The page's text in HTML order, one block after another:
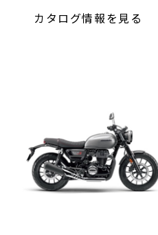
カタログ情報を見る